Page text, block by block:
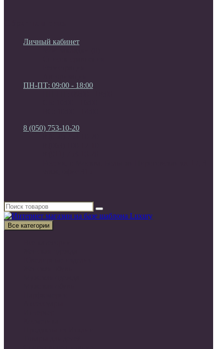
Личный кабинет
ПН-ПТ: 09:00 - 18:00
8 (050) 753-10-20
Все категории